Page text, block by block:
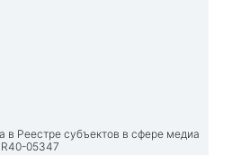
в Реестре субъектов в сфере медиа
05347